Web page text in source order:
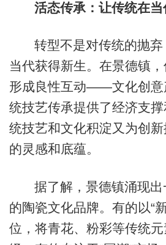
活态传承：让传统在
转型不是对传统的抛
当代获得新生。在景德镇
形成良性互动——文化创意
统技艺传承提供了经济支
统技艺和文化积淀又为创
的灵感和底蕴。
据了解，景德镇涌现
的陶瓷文化品牌。有的以“
位，将青花、粉彩等传统